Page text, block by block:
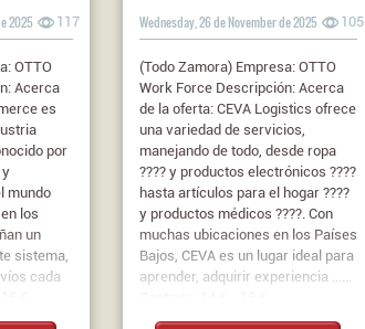
2025 117
OTTO
Acerca
es
por
y
mundo
los
un
sistema,
cada
Wednesday, 26 de November de 2025 105
(Todo Zamora) Empresa: OTTO
Work Force Descripción: Acerca
de la oferta: CEVA Logistics ofrece
una variedad de servicios,
manejando de todo, desde ropa
???? y productos electrónicos ????
hasta artículos para el hogar ????
y productos médicos ????. Con
muchas ubicaciones en los Países
Bajos, CEVA es un lugar ideal para
aprender, adquirir experiencia ......